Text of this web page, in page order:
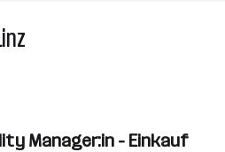
Manager:in - Einkauf